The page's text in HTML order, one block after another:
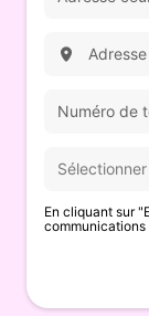
En cliquant sur
communications